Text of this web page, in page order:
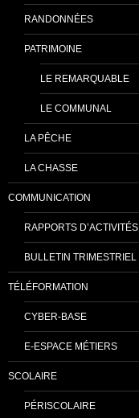
RANDONNÉES
PATRIMOINE
LE REMARQUABLE
LE COMMUNAL
LA PÊCHE
LA CHASSE
COMMUNICATION
RAPPORTS D’ACTIVITÉS
BULLETIN TRIMESTRIEL
TÉLÉFORMATION
CYBER-BASE
E-ESPACE MÉTIERS
SCOLAIRE
PÉRISCOLAIRE